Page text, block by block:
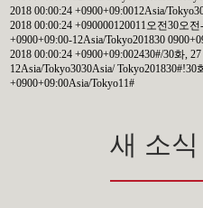
2018 00:00:24 +0900+09:0012Asia/
2018 00:00:24 +090000120011오전30오
+0900+09:00-12Asia/Tokyo201830
2018 00:00:24 +0900+09:002430#/30화,
12Asia/Tokyo3030Asia/ Tokyo201830#!30
+0900+09:00Asia/Tokyo11#
새 소